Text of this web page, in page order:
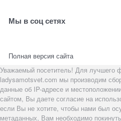
Мы в соц сетях
Полная версия сайта
Уважаемый посетитель! Для лучшего
ladysamotsvet.com мы производим
данные об IP-адресе и
сайтом, Вы даете согласие на
если Вы не хотите, чтобы нами был
метаданных, Вам необходимо